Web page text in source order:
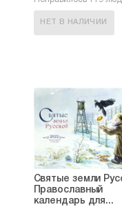
НЕТ В НАЛИЧИИ
Святые земли
Православный
календарь для...